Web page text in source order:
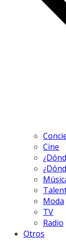
Cine
Moda
TV
Radio
Otros